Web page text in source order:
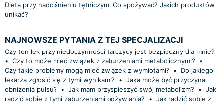
Dieta przy nadciśnieniu tętniczym. Co spożywać? Jakich produktów
unikać?
NAJNOWSZE PYTANIA Z TEJ SPECJALIZACJI
Czy ten lek przy niedoczynności tarczycy jest bezpieczny dla mnie?
• Czy to może mieć związek z zaburzeniami metabolicznymi?
•
Czy takie problemy mogą mieć związek z wymiotami?
•
Do jakiego
lekarza zgłosić się z tymi wynikami?
• Jaka może być przyczyna
obniżenia pulsu?
• Jak mam przyspieszyć swój metabolizm? • Jak
radzić sobie z tymi zaburzeniami odżywiania?
• Jak radzić sobie z